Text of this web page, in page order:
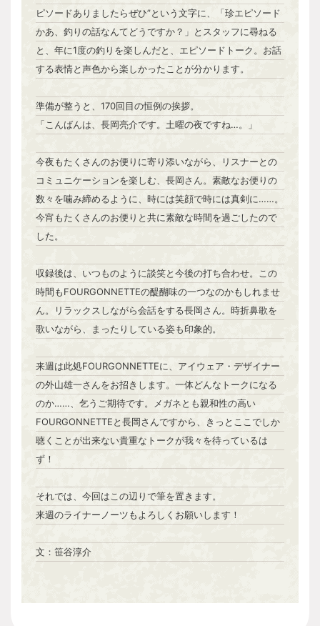
ピソードありましたらぜひ”という文字に、「珍エピソード
かあ、釣りの話なんてどうですか？」とスタッフに尋ねる
と、年に1度の釣りを楽しんだと、エピソードトーク。お話
する表情と声色から楽しかったことが分かります。
準備が整うと、170回目の恒例の挨拶。
「こんばんは、長岡亮介です。土曜の夜ですね…。」
今夜もたくさんのお便りに寄り添いながら、リスナーとの
コミュニケーションを楽しむ、長岡さん。素敵なお便りの
数々を噛み締めるように、時には笑顔で時には真剣に……。
今宵もたくさんのお便りと共に素敵な時間を過ごしたので
した。
収録後は、いつものように談笑と今後の打ち合わせ。この
時間もFOURGONNETTEの醍醐味の一つなのかもしれませ
ん。リラックスしながら会話をする長岡さん。時折鼻歌を
歌いながら、まったりしている姿も印象的。
来週は此処FOURGONNETTEに、アイウェア・デザイナー
の外山雄一さんをお招きします。一体どんなトークになる
のか……、乞うご期待です。メガネとも親和性の高い
FOURGONNETTEと長岡さんですから、きっとここでしか
聴くことが出来ない貴重なトークが我々を待っているは
ず！
それでは、今回はこの辺りで筆を置きます。
来週のライナーノーツもよろしくお願いします！
文：笹谷淳介